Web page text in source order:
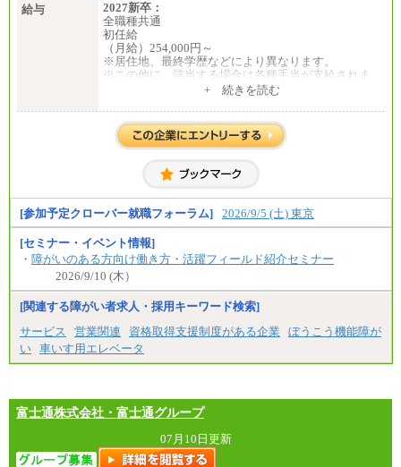
給与
2027新卒：
全職種共通
初任給
（月給）254,000円～
※居住地、最終学歴などにより異なります。
※この他に、該当する場合は各種手当が支給されま
中途：
全職種共通
※居住地、年齢により異なります。
※この他に、該当する場合は各種手当が支給されま
す。
※試用期間中も給与に変更はございません
+ 続きを読む
[参加予定クローバー就職フォーラム] 2026/9/5 (土) 東京
[セミナー・イベント情報]
・ 障がいのある方向け働き方・活躍フィールド紹介セミナー
2026/9/10 (木）
[関連する障がい者求人・採用キーワード検索]
サービス
営業関連 資格取得支援制度がある企業
ぼうこう機能障が
い 車いす用エレベータ
富士通株式会社・富士通グループ
07月10日更新